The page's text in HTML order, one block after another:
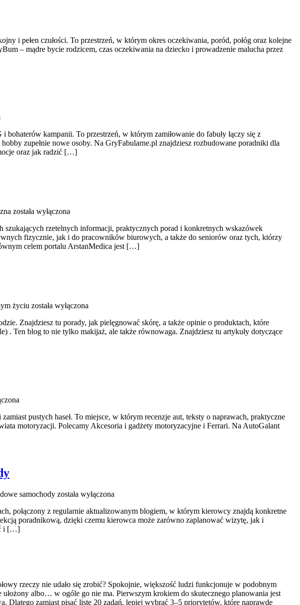
i pełen czułości. To przestrzeń, w którym okres oczekiwania, poród, połóg oraz kolejne
– mądre bycie rodzicem, czas oczekiwania na dziecko i prowadzenie malucha przez
kampanii. To przestrzeń, w którym zamiłowanie do fabuły łączy się z
zupełnie nowe osoby. Na GryFabularne.pl znajdziesz rozbudowane poradniki dla
oraz jak radzić […]
została wyłączona
rzetelnych informacji, praktycznych porad i konkretnych wskazówek
fizycznie, jak i do pracowników biurowych, a także do seniorów oraz tych, którzy
celem portalu ArstanMedica jest […]
życiu została wyłączona
Znajdziesz tu porady, jak pielęgnować skórę, a także opinie o produktach, które
. Ten blog to nie tylko makijaż, ale także równowaga. Znajdziesz tu artykuły dotyczące
pustych haseł. To miejsce, w którym recenzje aut, teksty o naprawach, praktyczne
motoryzacji. Polecamy Akcesoria i gadżety motoryzacyjne i Ferrari. Na AutoGalant
samochody została wyłączona
połączony z regularnie aktualizowanym blogiem, w którym kierowcy znajdą konkretne
poradnikową, dzięki czemu kierowca może zarówno zaplanować wizytę, jak i
i […]
rzeczy nie udało się zrobić? Spokojnie, większość ludzi funkcjonuje w podobnym
albo… w ogóle go nie ma. Pierwszym krokiem do skutecznego planowania jest
Dlatego zamiast pisać listę 20 zadań, lepiej wybrać 3–5 priorytetów, które naprawdę